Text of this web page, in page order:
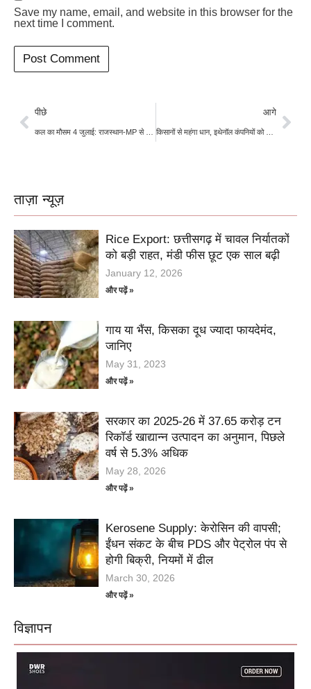
Save my name, email, and website in this browser for the
next time I comment.
पीछे आगे
ताज़ा न्यूज़
Rice Export: छत्तीसगढ़ में चावल निर्यातकों
को बड़ी राहत, मंडी फीस छूट एक साल बढ़ी
January 12, 2026
और पढ़ें »
गाय या भैंस, किसका दूध ज्यादा फायदेमंद,
जानिए
May 31, 2023
और पढ़ें »
सरकार का 2025-26 में 37.65 करोड़ टन
रिकॉर्ड खाद्यान्न उत्पादन का अनुमान, पिछले
वर्ष से 5.3% अधिक
May 28, 2026
और पढ़ें »
Kerosene Supply: केरोसिन की वापसी;
ईंधन संकट के बीच PDS और पेट्रोल पंप से
होगी बिक्री, नियमों में ढील
March 30, 2026
और पढ़ें »
विज्ञापन